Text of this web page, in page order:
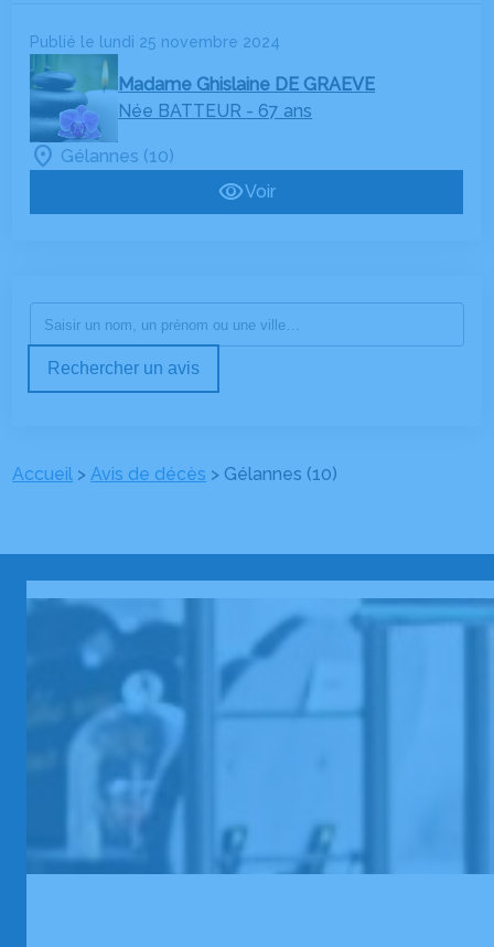
Publié le lundi 25 novembre 2024
Madame Ghislaine DE GRAEVE
Née BATTEUR - 67 ans
Gélannes (10)
Voir
Rechercher un avis
Accueil >Avis de décès > Gélannes (10)